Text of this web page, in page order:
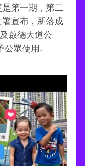
第一期，第二
宣布，新落成
啟德大道公
眾使用。